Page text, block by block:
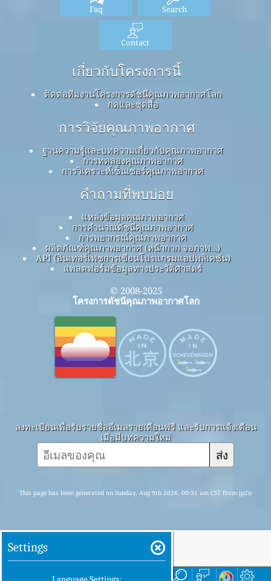
Faq Search
Contact
เกี่ยวกับโครงการนี้
ติดต่อทีมงานโครงการดัชนีคุณภาพอากาศโลก
กดและชุดสื่อ
การวิจัยคุณภาพอากาศ
ฐานความรู้และบทความเกี่ยวกับคุณภาพอากาศ
การทดลองคุณภาพอากาศ
การวิเคราะห์เซ็นเซอร์คุณภาพอากาศ
คำถามที่พบบ่อย
แหล่งข้อมูลคุณภาพอากาศ
การคำนวณดัชนีคุณภาพอากาศ
การพยากรณ์คุณภาพอากาศ
ผลิตภัณฑ์คุณภาพอากาศ (หน้ากาก จอภาพ…)
API (อินเทอร์เฟซการเขียนโปรแกรมแอปพลิเคชัน)
แพลตฟอร์มข้อมูลทางประวัติศาสตร์
© 2008-2025
โครงการดัชนีคุณภาพอากาศโลก
ลงทะเบียนเพื่อรับรายชื่ออีเมลรายเดือนฟรี และรับการแจ้งเตือน
เมื่อมีบทความใหม่
ส่ง
This page has been generated on Sunday, Aug 9th 2026, 00:31 am CST from jp2n
Settings